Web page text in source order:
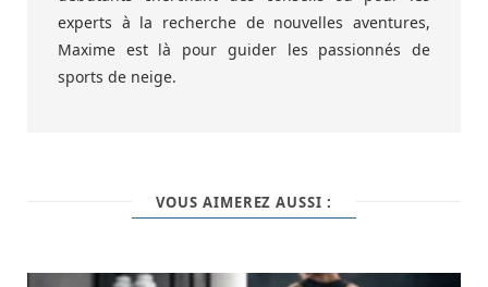
experts à la recherche de nouvelles aventures,
Maxime est là pour guider les passionnés de
sports de neige.
VOUS AIMEREZ AUSSI :